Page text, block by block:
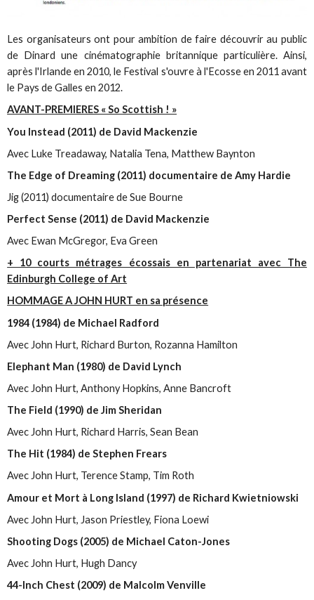
Les organisateurs ont pour ambition de faire découvrir au public
de Dinard une cinématographie britannique particulière. Ainsi,
après l'Irlande en 2010, le Festival s'ouvre à l'Ecosse en 2011 avant
le Pays de Galles en 2012.
AVANT-PREMIERES « So Scottish ! »
You Instead (2011) de David Mackenzie
Avec Luke Treadaway, Natalia Tena, Matthew Baynton
The Edge of Dreaming (2011) documentaire de Amy Hardie
Jig (2011) documentaire de Sue Bourne
Perfect Sense (2011) de David Mackenzie
Avec Ewan McGregor, Eva Green
+ 10 courts métrages écossais en partenariat avec The
Edinburgh College of Art
HOMMAGE A JOHN HURT en sa présence
1984 (1984) de Michael Radford
Avec John Hurt, Richard Burton, Rozanna Hamilton
Elephant Man (1980) de David Lynch
Avec John Hurt, Anthony Hopkins, Anne Bancroft
The Field (1990) de Jim Sheridan
Avec John Hurt, Richard Harris, Sean Bean
The Hit (1984) de Stephen Frears
Avec John Hurt, Terence Stamp, Tim Roth
Amour et Mort à Long Island (1997) de Richard Kwietniowski
Avec John Hurt, Jason Priestley, Fiona Loewi
Shooting Dogs (2005) de Michael Caton-Jones
Avec John Hurt, Hugh Dancy
44-Inch Chest (2009) de Malcolm Venville